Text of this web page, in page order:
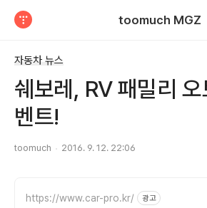
toomuch MGZ
자동차 뉴스
쉐보레, RV 패밀리 오
벤트!
toomuch 2016. 9. 12. 22:06
https://www.car-pro.kr/ 광고